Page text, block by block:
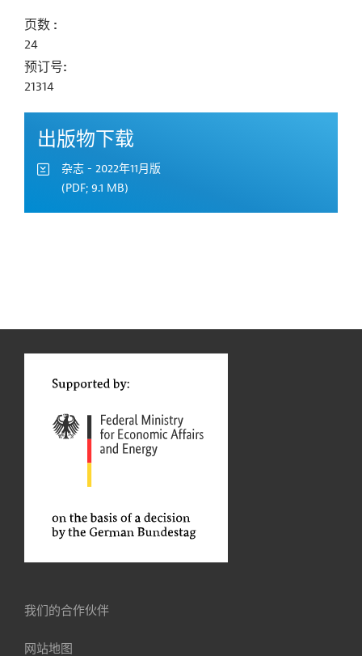
页数
24
预订号
21314
出版物下载
杂志 - 2022年11月版
(PDF; 9.1 MB)
我们的合作伙伴
网站地图